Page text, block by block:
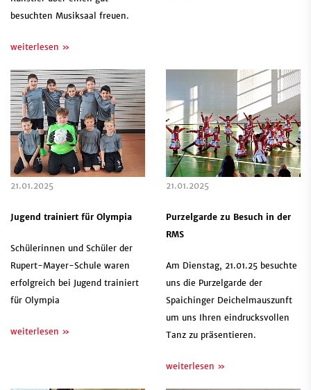
besuchten Musiksaal freuen.
weiterlesen »
21.01.2025
Jugend trainiert für Olympia
Schülerinnen und Schüler der
Rupert-Mayer-Schule waren
erfolgreich bei Jugend trainiert
für Olympia
weiterlesen »
21.01.2025
Purzelgarde zu Besuch in der
RMS
Am Dienstag, 21.01.25 besuchte
uns die Purzelgarde der
Spaichinger Deichelmauszunft
um uns Ihren eindrucksvollen
Tanz zu präsentieren.
weiterlesen »